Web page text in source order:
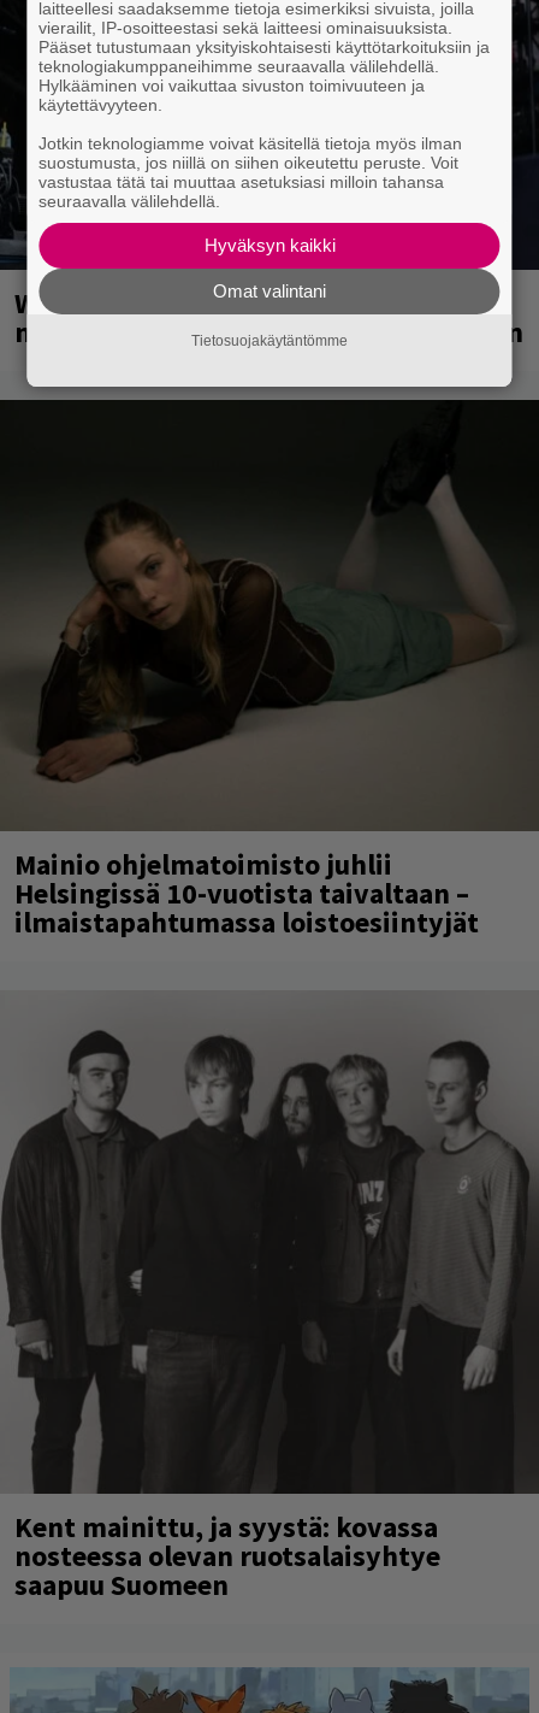
Weezer palaa Suomeen yli
neljännesvuosisadan odotuksen jälkeen
Mainio ohjelmatoimisto juhlii
Helsingissä 10-vuotista taivaltaan –
ilmaistapahtumassa loistoesiintyjät
Kent mainittu, ja syystä: kovassa
nosteessa olevan ruotsalaisyhtye
saapuu Suomeen
laitteellesi saadaksemme tietoja esimerkiksi sivuista, joilla
vierailit, IP-osoitteestasi sekä laitteesi ominaisuuksista.
Pääset tutustumaan yksityiskohtaisesti käyttötarkoituksiin ja
teknologiakumppaneihimme seuraavalla välilehdellä.
Hylkääminen voi vaikuttaa sivuston toimivuuteen ja
käytettävyyteen.
Jotkin teknologiamme voivat käsitellä tietoja myös ilman
suostumusta, jos niillä on siihen oikeutettu peruste. Voit
vastustaa tätä tai muuttaa asetuksiasi milloin tahansa
seuraavalla välilehdellä.
Hyväksyn kaikki
Omat valintani
Tietosuojakäytäntömme